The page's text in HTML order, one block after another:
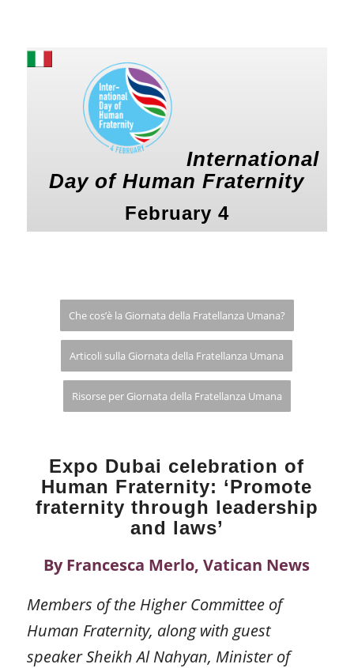
International
Day of Human Fraternity
February 4
Che cos’è la Giornata della Fratellanza Umana?
Articoli sulla Giornata della Fratellanza Umana
Risorse per Giornata della Fratellanza Umana
Expo Dubai celebration of
Human Fraternity: ‘Promote
fraternity through leadership
and laws’
By Francesca Merlo,Vatican News
Members of the Higher Committee of
Human Fraternity, along with guest
speaker Sheikh Al Nahyan, Minister of